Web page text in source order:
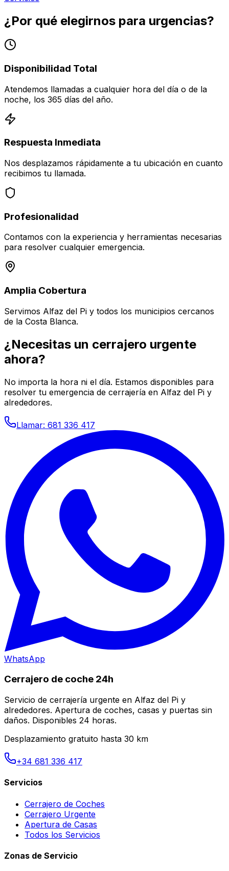
¿Por qué elegirnos para urgencias?
Disponibilidad Total
Atendemos llamadas a cualquier hora del día o de la
noche, los 365 días del año.
Respuesta Inmediata
Nos desplazamos rápidamente a tu ubicación en cuanto
recibimos tu llamada.
Profesionalidad
Contamos con la experiencia y herramientas necesarias
para resolver cualquier emergencia.
Amplia Cobertura
Servimos Alfaz del Pi y todos los municipios cercanos
de la Costa Blanca.
¿Necesitas un cerrajero urgente
ahora?
No importa la hora ni el día. Estamos disponibles para
resolver tu emergencia de cerrajería en Alfaz del Pi y
alrededores.
Llamar: 681 336 417
WhatsApp
Cerrajero de coche 24h
Servicio de cerrajería urgente en Alfaz del Pi y
alrededores. Apertura de coches, casas y puertas sin
daños. Disponibles 24 horas.
Desplazamiento gratuito hasta 30 km
+34 681 336 417
Servicios
Cerrajero de Coches
Cerrajero Urgente
Apertura de Casas
Todos los Servicios
Zonas de Servicio